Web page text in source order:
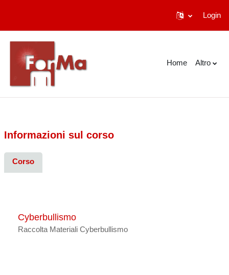
Login
Home Altro
Informazioni sul corso
Corso
Cyberbullismo
Raccolta Materiali Cyberbullismo